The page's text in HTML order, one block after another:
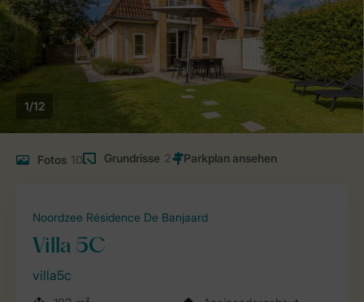
1/12
Fotos 10 Grundrisse 2
Noordzee Résidence De Banjaard
Villa 5C
villa5c